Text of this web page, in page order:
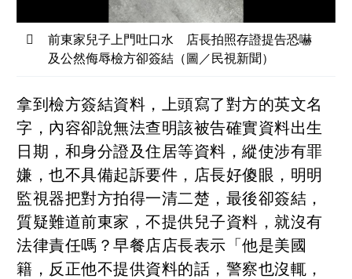
前東家兒子上門吐口水 店長拍照存證提告恐嚇
及公然侮辱檢方卻簽結（圖／民視新聞）
拿到檢方簽結資料，上頭寫了對方的英文名
字，內容卻說無法查明該被告確實資料出生
日期，和身分證及住居等資料，縱使涉有罪
嫌，也不具備起訴要件，店長好傻眼，明明
監視器把對方拍得一清二楚，最後卻簽結，
質疑難道前東家，不提供兒子資料，就沒有
法律責任嗎？早餐店店長表示「他是美國
籍，反正他不提供資料的話，警察也沒輒，